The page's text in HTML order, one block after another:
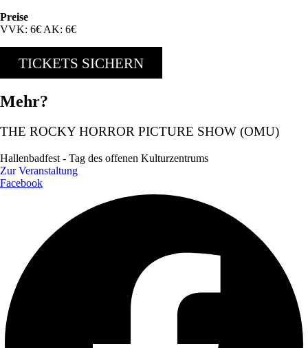
Preise
VVK: 6€ AK: 6€
TICKETS SICHERN
Mehr?
THE ROCKY HORROR PICTURE SHOW (OMU)
Hallenbadfest - Tag des offenen Kulturzentrums
Zur Veranstaltung
Facebook